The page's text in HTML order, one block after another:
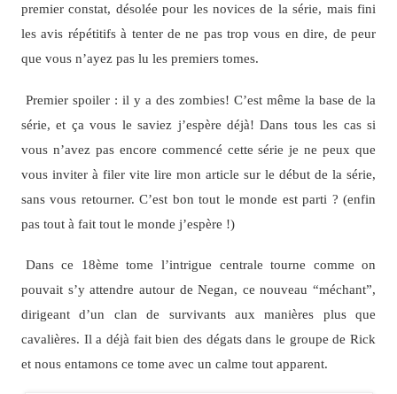
premier constat, désolée pour les novices de la série, mais fini
les avis répétitifs à tenter de ne pas trop vous en dire, de peur
que vous n’ayez pas lu les premiers tomes.
Premier spoiler : il y a des zombies! C’est même la base de la
série, et ça vous le saviez j’espère déjà! Dans tous les cas si
vous n’avez pas encore commencé cette série je ne peux que
vous inviter à filer vite lire mon article sur le début de la série,
sans vous retourner. C’est bon tout le monde est parti ? (enfin
pas tout à fait tout le monde j’espère !)
Dans ce 18ème tome l’intrigue centrale tourne comme on
pouvait s’y attendre autour de Negan, ce nouveau “méchant”,
dirigeant d’un clan de survivants aux manières plus que
cavalières. Il a déjà fait bien des dégats dans le groupe de Rick
et nous entamons ce tome avec un calme tout apparent.